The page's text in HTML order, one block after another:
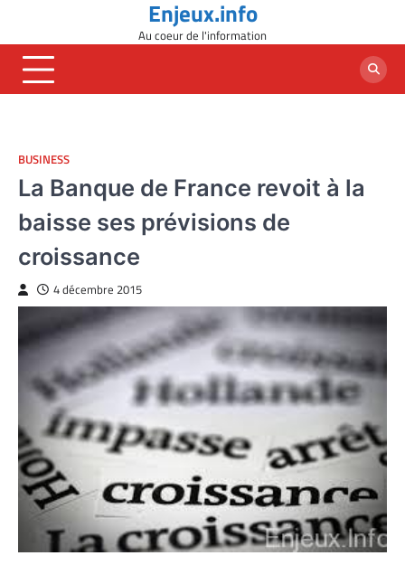
content
Enjeux.info
Au coeur de l'information
BUSINESS
La Banque de France revoit à la
baisse ses prévisions de
croissance
4 décembre 2015